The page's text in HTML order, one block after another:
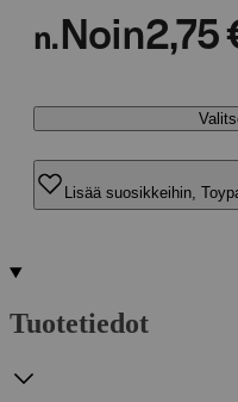
n. Noin2,75
Lisää suosikkeihin,
Tuotetiedot